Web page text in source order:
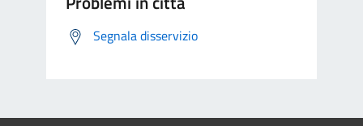
Segnala disservizio